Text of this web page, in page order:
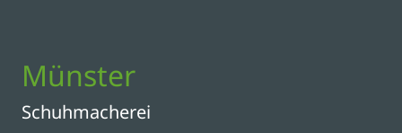
Münster
Schuhmacherei